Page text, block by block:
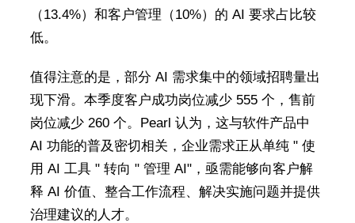
（13.4%）和客户管理（10%）的 AI 要求占比较
低。
值得注意的是，部分 AI 需求集中的领域招聘量出
现下滑。本季度客户成功岗位减少 555 个，售前
岗位减少 260 个。Pearl 认为，这与软件产品中
AI 功能的普及密切相关，企业需求正从单纯 " 使
用 AI 工具 " 转向 " 管理 AI"，亟需能够向客户解
释 AI 价值、整合工作流程、解决实施问题并提供
治理建议的人才。